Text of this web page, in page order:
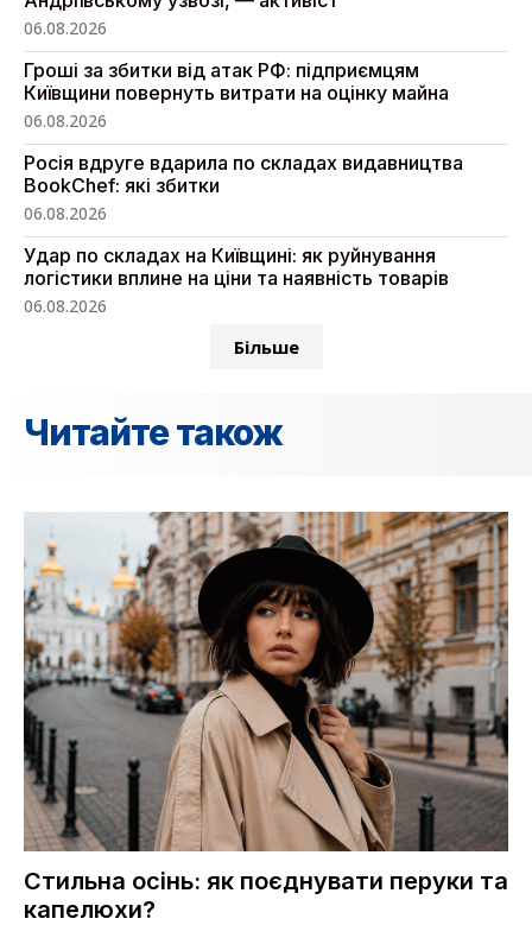
06.08.2026
Гроші за збитки від атак РФ: підприємцям
Київщини повернуть витрати на оцінку майна
06.08.2026
Росія вдруге вдарила по складах видавництва
BookChef: які збитки
06.08.2026
Удар по складах на Київщині: як руйнування
логістики вплине на ціни та наявність товарів
06.08.2026
Більше
Читайте також
Стильна осінь: як поєднувати перуки та
капелюхи?